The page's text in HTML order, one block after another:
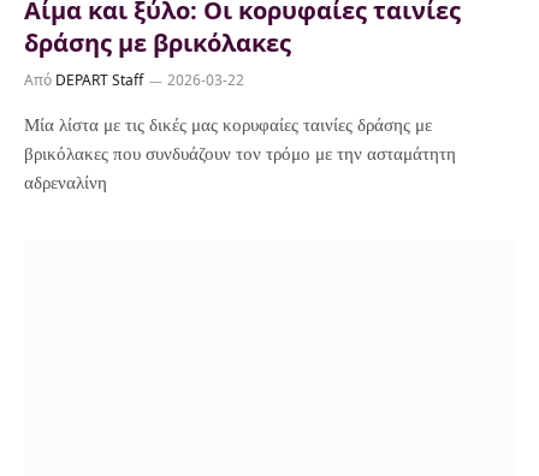
Αίμα και ξύλο: Οι κορυφαίες ταινίες
δράσης με βρικόλακες
Από DEPART Staff 2026-03-22
Μία λίστα με τις δικές μας κορυφαίες ταινίες δράσης με
βρικόλακες που συνδυάζουν τον τρόμο με την ασταμάτητη
αδρεναλίνη